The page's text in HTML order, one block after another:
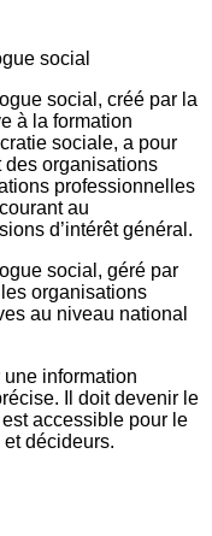
social, créé par la
à la formation
sociale, a pour
des organisations
professionnelles
au
d’intérêt général.
social, géré par
organisations
au niveau national
une information
Il doit devenir le
accessible pour le
décideurs.